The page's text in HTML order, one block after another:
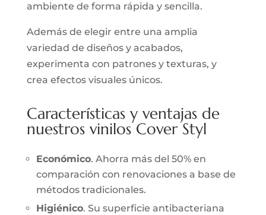
ambiente de forma rápida y sencilla.
Además de elegir entre una amplia
variedad de diseños y acabados,
experimenta con patrones y texturas, y
crea efectos visuales únicos.
Características y ventajas de
nuestros vinilos Cover Styl
Económico. Ahorra más del 50% en
comparación con renovaciones a base de
métodos tradicionales.
Higiénico. Su superficie antibacteriana